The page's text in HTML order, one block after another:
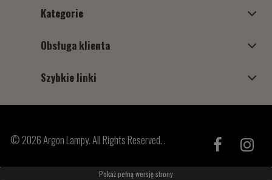
Kategorie
Obsługa klienta
Szybkie linki
© 2026 Argon Lampy. All Rights Reserved. .
Pokaż pełną wersję strony